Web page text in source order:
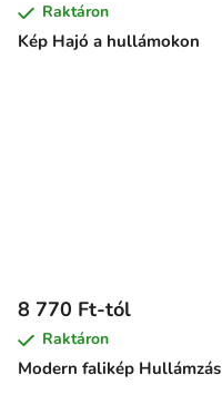
Kép Hajó a hullámokon
Raktáron
Modern falikép Hullámzás
8 770 Ft-tól
Raktáron